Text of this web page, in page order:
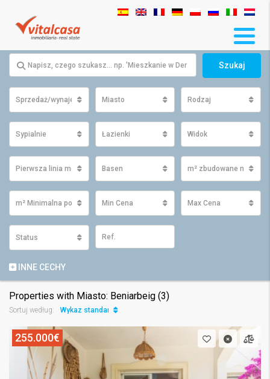
Szukaj
Sprzedaż/wynajem Miasto Rodzaj
Sypialnie Łazienki Widok
Pierwsza linia morza Basen m² zbudowane
m² Minimalna powierzchnia działki
Min Cena Max Cena
Status
INNE CECHY
Properties with Miasto: Beniarbeig (3)
Sortuj według: Wykaz standard
255.000€